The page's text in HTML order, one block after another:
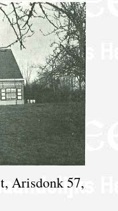
Arisdonk 57,